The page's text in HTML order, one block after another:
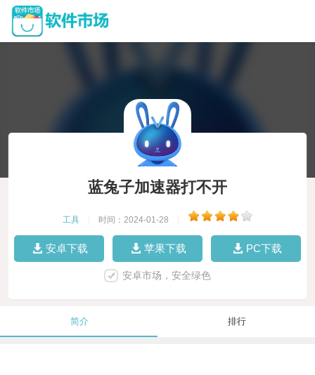
蓝兔子加速器打不开
工具 时间：2024-01-28
安卓下载 苹果下载 PC下载
安卓市场，安全绿色
简介 排行